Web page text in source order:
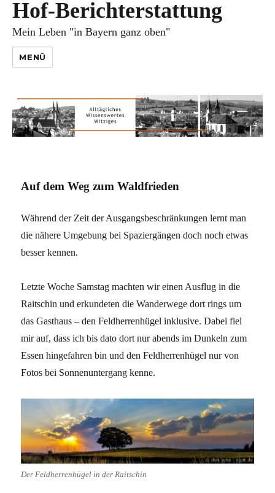
Hof-Berichterstattung
Mein Leben "in Bayern ganz oben"
MENÜ
Auf dem Weg zum Waldfrieden
Während der Zeit der Ausgangsbeschränkungen lernt man
die nähere Umgebung bei Spaziergängen doch noch etwas
besser kennen.
Letzte Woche Samstag machten wir einen Ausflug in die
Raitschin und erkundeten die Wanderwege dort rings um
das Gasthaus – den Feldherrenhügel inklusive. Dabei fiel
mir auf, dass ich bis dato dort nur abends im Dunkeln zum
Essen hingefahren bin und den Feldherrenhügel nur von
Fotos bei Sonnenuntergang kenne.
Der Feldherrenhügel in der Raitschin